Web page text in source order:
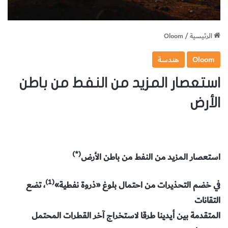
الرئيسية/
Oloom
Oloom هندسة
استعصار المزيد من النفط من باطن
الأرض
استعصار المزيد من النفط من باطن الأرض(*)
في خضم التحذيرات من احتمال بلوغ «ذروة نفطية»(1) ، تضع
التقانات
المتقدمة بين أيدينا طرقا لاستخراج آخر القطرات المحتمل